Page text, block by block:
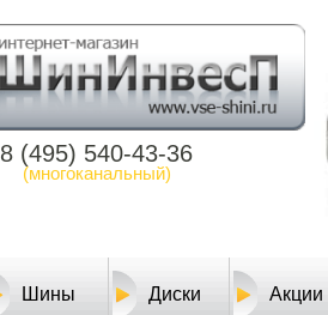
8 (495) 540-43-36
(многоканальный)
Шины Диски Акции